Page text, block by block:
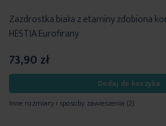
Zazdrostka biała z etaminy zdobiona
HESTIA Eurofirany
73,90 zł
Dodaj do koszyka
Inne rozmiary i sposoby zawieszenia (2)